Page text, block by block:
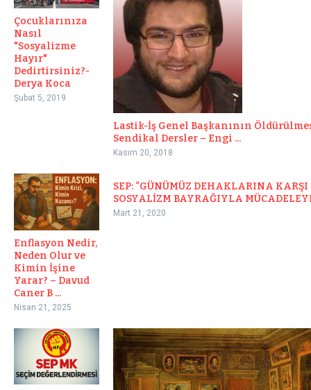
Çocuklarınıza
Nasıl
"Sosyalizme
Hayır"
Dedirtirsiniz?-
Derya Koca
Şubat 5, 2019
Lastik-İş Genel Başkanının
Sendikal Dersler – Engi ...
Kasım 20, 2018
Enflasyon Nedir,
Neden Olur ve
Kimin İşine
Yarar? – Davud
Caner B ...
Nisan 21, 2025
SEP: “GÜNÜMÜZ DEHAKLARINA KARŞI
SOSYALİZM BAYRAĞIYLA
Mart 21, 2020